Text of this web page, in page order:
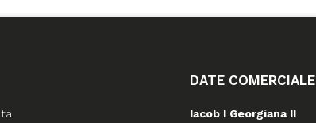
DATE COMERCIALE
Iacob I Georgiana II